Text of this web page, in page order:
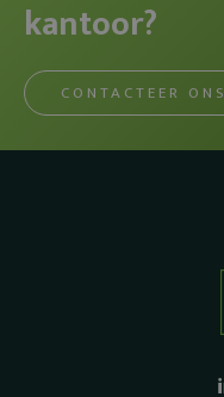
kantoor?
CONTACTEER ONS